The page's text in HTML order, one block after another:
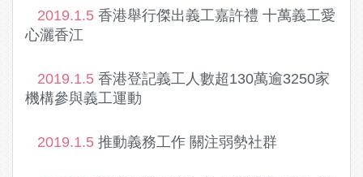
2019.1.5 香港舉行傑出義工嘉許禮 十萬義工愛
心灑香江
2019.1.5 香港登記義工人數超130萬逾3250家
機構參與義工運動
2019.1.5 推動義務工作 關注弱勢社群